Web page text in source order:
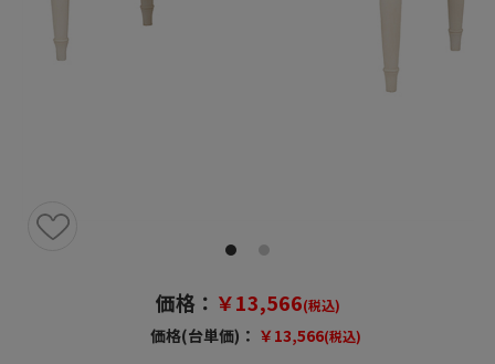
価格： ￥13,566(税込)
価格(台単価)： ￥13,566(税込)